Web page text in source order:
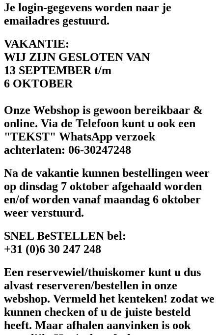
Je login-gegevens worden naar je
emailadres gestuurd.
VAKANTIE:
WIJ ZIJN GESLOTEN VAN
13 SEPTEMBER t/m
6 OKTOBER
Onze Webshop is gewoon bereikbaar &
online. Via de Telefoon kunt u ook een
"TEKST" WhatsApp verzoek
achterlaten: 06-30247248
Na de vakantie kunnen bestellingen weer
op dinsdag 7 oktober afgehaald worden
en/of worden vanaf maandag 6 oktober
weer verstuurd.
SNEL BeSTELLEN bel:
+31 (0)6 30 247 248
Een reservewiel/thuiskomer kunt u dus
alvast reserveren/bestellen in onze
webshop. Vermeld het kenteken! zodat we
kunnen checken of u de juiste besteld
heeft. Maar afhalen aanvinken is ook